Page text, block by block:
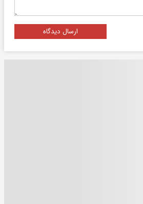
ارسال دیدگاه